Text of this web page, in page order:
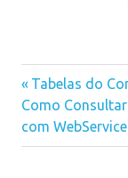
webapp
de
Previous
Post:
Tabelas do
Next
Post:
Como
com WebService